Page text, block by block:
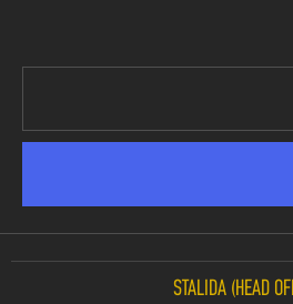
STALIDA (HEAD